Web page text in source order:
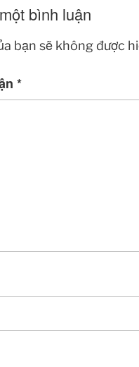
bình luận
bạn sẽ không được
*